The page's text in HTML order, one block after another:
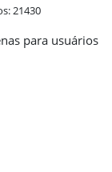
21430
para usuários